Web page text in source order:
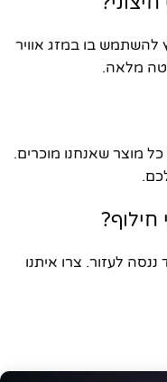
להשתמש בו במזג אוויר
מלאה.
מוצר שאנחנו מוכרים.
לעזור. צרו איתנו